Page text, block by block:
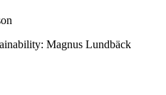
Magnus Lundbäck